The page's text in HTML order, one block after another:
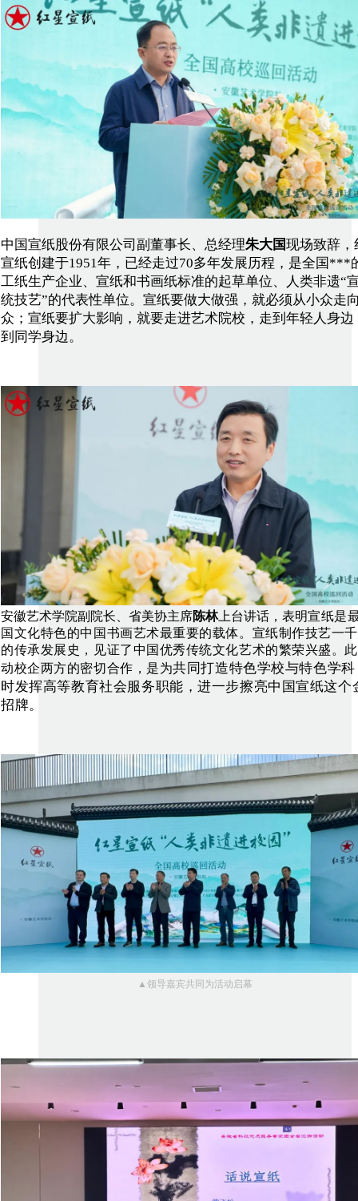
中国宣纸股份有限公司副董事长、总经理朱大国现场致辞，
宣纸创建于1951年，已经走过70多年发展历程，是全国***
工纸生产企业、宣纸和书画纸标准的起草单位、人类非遗“
统技艺”的代表性单位。宣纸要做大做强，就必须从小众走
众；宣纸要扩大影响，就要走进艺术院校，走到年轻人身边
到同学身边。
安徽艺术学院副院长、省美协主席陈林上台讲话，表明宣纸是
国文化特色的中国书画艺术最重要的载体。宣纸制作技艺一
的传承发展史，见证了中国优秀传统文化艺术的繁荣兴盛。
动校企两方的密切合作，是为共同打造特色学校与特色学
时发挥高等教育社会服务职能，进一步擦亮中国宣纸这个
招牌。
▲领导嘉宾共同为活动启幕